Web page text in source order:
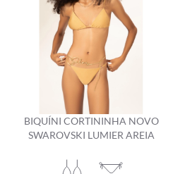
BIQUÍNI CORTININHA NOVO
SWAROVSKI LUMIER AREIA